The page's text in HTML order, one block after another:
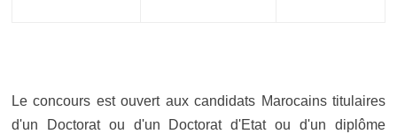
Le concours est ouvert aux candidats Marocains titulaires
d'un Doctorat ou d'un Doctorat d'Etat ou d'un diplôme